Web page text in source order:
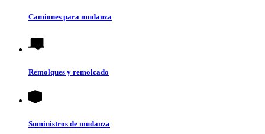
Camiones para mudanza
Remolques y remolcado
Suministros de mudanza